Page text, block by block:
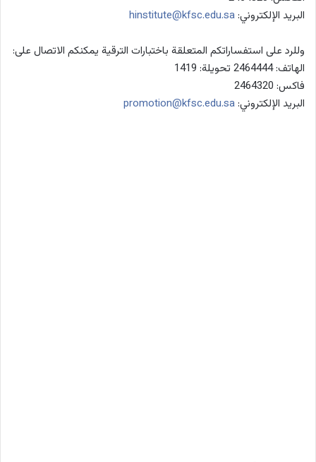
البريد الإلكتروني:hinstitute@kfsc.edu.sa
وللرد على استفساراتكم المتعلقة باختبارات الترقية يمكنكم الاتصال على:
الهاتف: 2464444 تحويلة: 1419
فاكس: 2464320
البريد الإلكتروني:promotion@kfsc.edu.sa